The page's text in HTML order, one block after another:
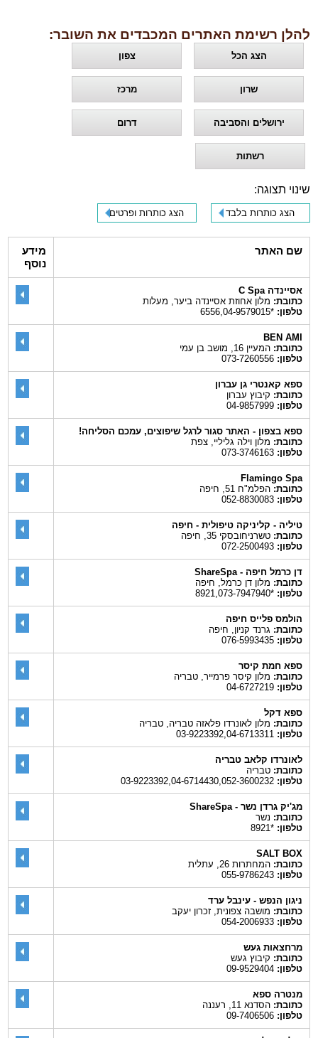
להלן רשימת האתרים המכבדים את השובר:
הצג הכל צפון
שרון מרכז
ירושלים והסביבה דרום
רשתות
שינוי תצוגה:
הצג כותרות בלבד הצג כותרות ופרטים
שם האתר
מידע
נוסף
אסיינדה C Spa
כתובת:מלון אחוזת אסיינדה ביער, מעלות
טלפון:*6556,04-9579015
BEN AMI
כתובת:המעיין 16, מושב בן עמי
טלפון:073-7260556
ספא קאנטרי גן עברון
כתובת:קיבוץ עברון
טלפון:04-9857999
ספא בצפון - האתר סגור לרגל שיפוצים, עמכם הסליחה!
כתובת:מלון וילה גליליי, צפת
טלפון:073-3746163
Flamingo Spa
כתובת:הפלמ"ח 51, חיפה
טלפון:052-8830083
טיליה - קליניקה טיפולית - חיפה
כתובת:טשרניחובסקי 35, חיפה
טלפון:072-2500493
דן כרמל חיפה - ShareSpa
כתובת:מלון דן כרמל, חיפה
טלפון:*8921,073-7947940
הולמס פלייס חיפה
כתובת:גרנד קניון, חיפה
טלפון:076-5993435
ספא חמת קיסר
כתובת:מלון קיסר פרמייר, טבריה
טלפון:04-6727219
ספא דקל
כתובת:מלון לאונרדו פלאזה טבריה, טבריה
טלפון:03-9223392,04-6713311
לאונרדו קלאב טבריה
כתובת:טבריה
טלפון:03-9223392,04-6714430,052-3600232
מג'יק גרדן נשר - ShareSpa
כתובת:נשר
טלפון:*8921
SALT BOX
כתובת:המחתרות 26, עתלית
טלפון:055-9786243
ניגון הנפש - עינבל ערד
כתובת:מושבה צפונית, זכרון יעקב
טלפון:054-2006933
מרחצאות געש
כתובת:קיבוץ געש
טלפון:09-9529404
מנטרה ספא
כתובת:הסדנא 11, רעננה
טלפון:09-7406506